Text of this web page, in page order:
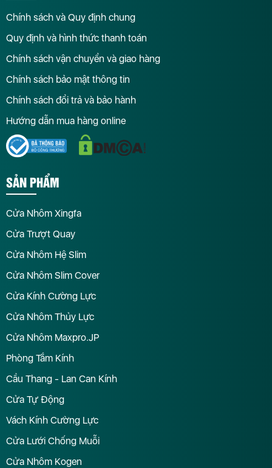
Chính sách và Quy định chung
Quy định và hình thức thanh toán
Chính sách vận chuyển và giao hàng
Chính sách bảo mật thông tin
Chính sách đổi trả và bảo hành
Hướng dẫn mua hàng online
SẢN PHẨM
Cửa Nhôm Xingfa
Cửa Trượt Quay
Cửa Nhôm Hệ Slim
Cửa Nhôm Slim Cover
Cửa Kính Cường Lực
Cửa Nhôm Thủy Lực
Cửa Nhôm Maxpro.JP
Phòng Tắm Kính
Cầu Thang - Lan Can Kính
Cửa Tự Động
Vách Kính Cường Lực
Cửa Lưới Chống Muỗi
Cửa Nhôm Kogen